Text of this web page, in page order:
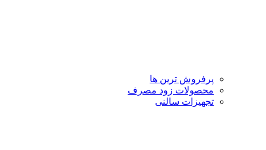
پرفروش ترین ها
محصولات زود مصرف
تجهیزات سالنی